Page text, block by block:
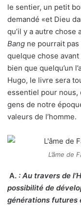
le sentier, un petit
demandé «et Dieu
qu’il y a autre chose
Bang ne pourrait
quelque chose avant
bien que quelqu’un
Hugo, le livre sera
essentiel pour nous,
gens de notre
valeurs de l’homme.
L’âme de
A. : Au travers de
possibilité de
générations futures